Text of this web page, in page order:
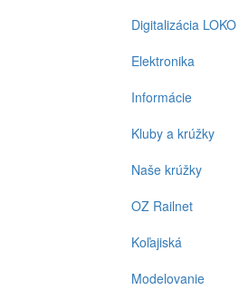
Digitalizácia LOKO
Elektronika
Informácie
Kluby a krúžky
Naše krúžky
OZ Railnet
Koľajiská
Modelovanie